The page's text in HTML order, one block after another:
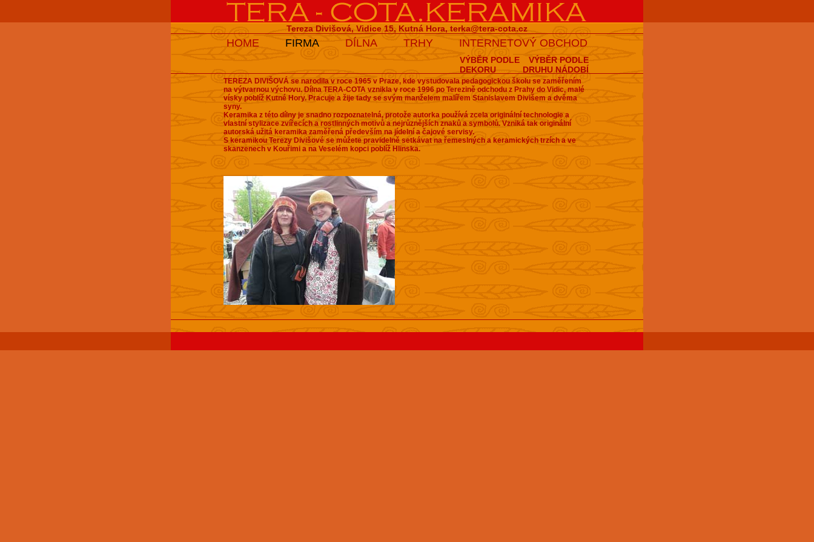
Tereza Divišová, Vidice 15, Kutná Hora, terka@tera-cota.cz
HOME FIRMA DÍLNA TRHY INTERNETOVÝ OBCHOD
VÝBĚR PODLE
DRUHU NÁDOBÍ
VÝBĚR PODLE
DEKORU
TEREZA DIVIŠOVÁ se narodila v roce 1965 v Praze, kde vystudovala pedagogickou školu se zaměřením
na výtvarnou výchovu. Dílna TERA-COTA vznikla v roce 1996 po Terezině odchodu z Prahy do Vidic, malé
vísky poblíž Kutné Hory. Pracuje a žije tady se svým manželem malířem Stanislavem Divišem a dvěma
syny.
Keramika z této dílny je snadno rozpoznatelná, protože autorka používá zcela originální technologie a
vlastní stylizace zvířecích a rostlinných motivů a nejrůznějších znaků a symbolů. Vzniká tak originální
autorská užitá keramika zaměřená především na jídelní a čajové servisy.
S keramikou Terezy Divišové se můžete pravidelně setkávat na řemeslných a keramických trzích a ve
skanzenech v Kouřimi a na Veselém kopci poblíž Hlinska.